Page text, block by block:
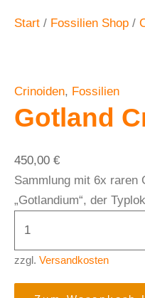
Start / Fossilien Shop /
Crinoiden, Fossilien
Gotland
450,00 €
Sammlung mit 6x raren
„Gotlandium“, der
zzgl. Versandkosten